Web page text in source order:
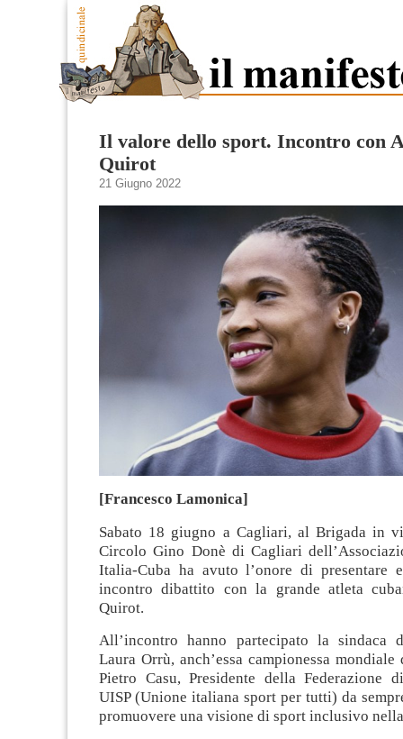
Il valore dello sport. Incontro con
Quirot
21 Giugno 2022
[Francesco Lamonica]
Sabato 18 giugno a Cagliari, al Brigada in
Circolo Gino Donè di Cagliari
Italia-Cuba ha avuto l’onore di presentare
incontro dibattito con la grande atleta
Quirot.
All’incontro hanno partecipato la sindaca
Laura Orrù, anch’essa campionessa
Pietro Casu, Presidente della Federazione
UISP (Unione italiana sport per tutti) da
promuovere una visione di sport inclusivo